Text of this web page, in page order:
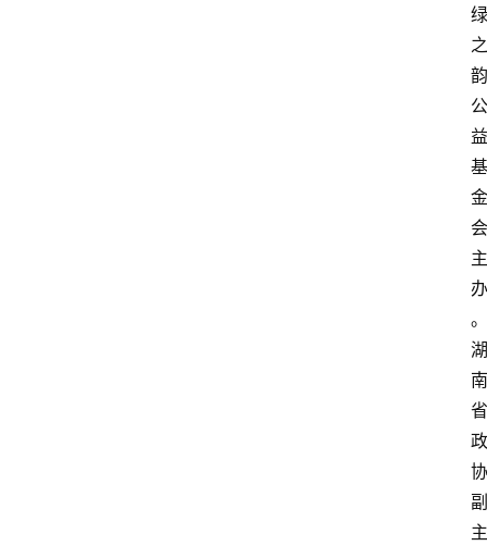
绿
之
韵
公
益
基
金
会
主
办
。
湖
南
省
政
协
副
主